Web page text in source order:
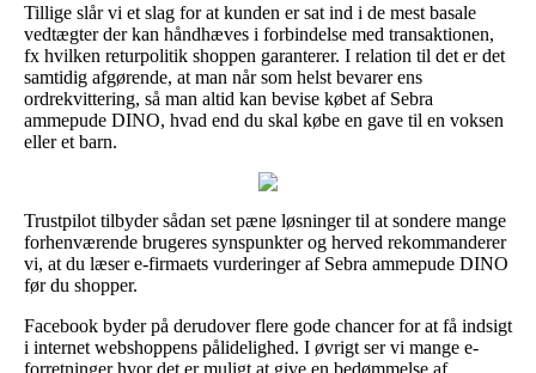
Tillige slår vi et slag for at kunden er sat ind i de mest basale
vedtægter der kan håndhæves i forbindelse med transaktionen,
fx hvilken returpolitik shoppen garanterer. I relation til det er det
samtidig afgørende, at man når som helst bevarer ens
ordrekvittering, så man altid kan bevise købet af Sebra
ammepude DINO, hvad end du skal købe en gave til en voksen
eller et barn.
Trustpilot tilbyder sådan set pæne løsninger til at sondere mange
forhenværende brugeres synspunkter og herved rekommanderer
vi, at du læser e-firmaets vurderinger af Sebra ammepude DINO
før du shopper.
Facebook byder på derudover flere gode chancer for at få indsigt
i internet webshoppens pålidelighed. I øvrigt ser vi mange e-
forretninger hvor det er muligt at give en bedømmelse af